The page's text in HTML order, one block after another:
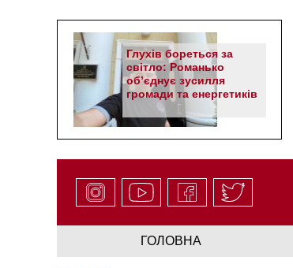
Глухів бореться за
світло: Романько
об’єднує зусилля
громади та енергетиків
ГОЛОВНА